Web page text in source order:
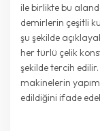
ile birlikte bu
demirlerin çeşitli
şu şekilde
her türlü çelik
şekilde tercih
makinelerin
edildiğini ifade